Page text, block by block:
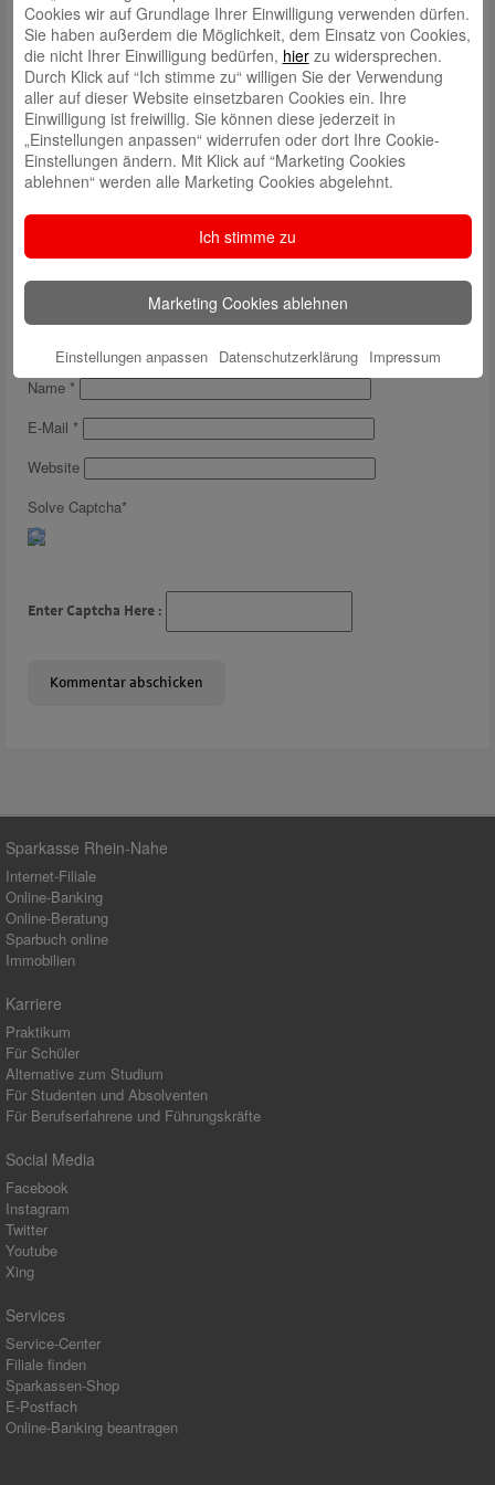
08-05-2020 PM Zuwachs an Betrugsfällen in Corona-Zeiten
Schreiben Sie einen Kommentar
Ihre E-Mail-Adresse wird nicht veröffentlicht. Erforderliche Felder
Name *
E-Mail *
Website
Solve Captcha*
Enter Captcha Here :
Sparkasse Rhein-Nahe
Internet-Filiale
Online-Banking
Online-Beratung
Sparbuch online
Immobilien
Karriere
Praktikum
Für Schüler
Alternative zum Studium
Für Studenten und Absolventen
Für Berufserfahrene und Führungskräfte
Social Media
Facebook
Instagram
Twitter
Youtube
Xing
Services
Service-Center
Filiale finden
Sparkassen-Shop
E-Postfach
Online-Banking beantragen
Cookies wir auf Grundlage Ihrer Einwilligung verwenden dürfen.
Sie haben außerdem die Möglichkeit, dem Einsatz von Cookies,
die nicht Ihrer Einwilligung bedürfen, hierzu widersprechen.
Durch Klick auf “Ich stimme zu“ willigen Sie der Verwendung
aller auf dieser Website einsetzbaren Cookies ein. Ihre
Einwilligung ist freiwillig. Sie können diese jederzeit in
„Einstellungen anpassen“ widerrufen oder dort Ihre Cookie-
Einstellungen ändern. Mit Klick auf “Marketing Cookies
ablehnen“ werden alle Marketing Cookies abgelehnt.
Ich stimme zu
Marketing Cookies ablehnen
Einstellungen anpassen Datenschutzerklärung Impressum